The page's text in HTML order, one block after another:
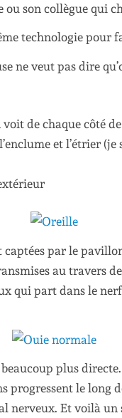
son collègue qui
technologie pour
ne veut pas dire
voit de chaque côté
et l’étrier
captées par le
au travers
qui part dans le
plus
progressent le long
nerveux. Et voilà un